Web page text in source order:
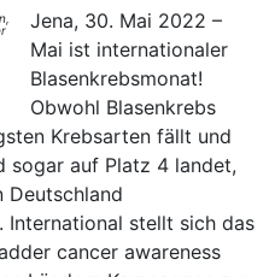
Jena, 30. Mai 2022 –
Mai ist internationaler
Blasenkrebsmonat!
Obwohl Blasenkrebs
Krebsarten fällt und
sogar auf Platz 4 landet,
Deutschland
International stellt sich das
cancer awareness